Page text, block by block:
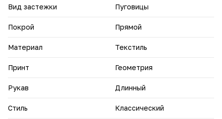
Вид застежки Пуговицы
Покрой Прямой
Материал Текстиль
Принт Геометрия
Рукав Длинный
Стиль Классический